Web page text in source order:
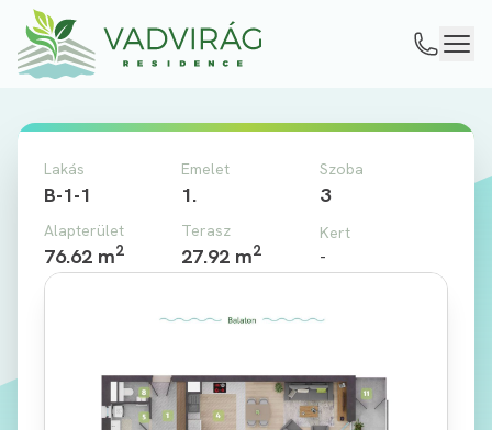
Lakás
B-1-1
Emelet
1.
Szoba
3
Alapterület
76.62 m2
Terasz
27.92 m2
Kert
-